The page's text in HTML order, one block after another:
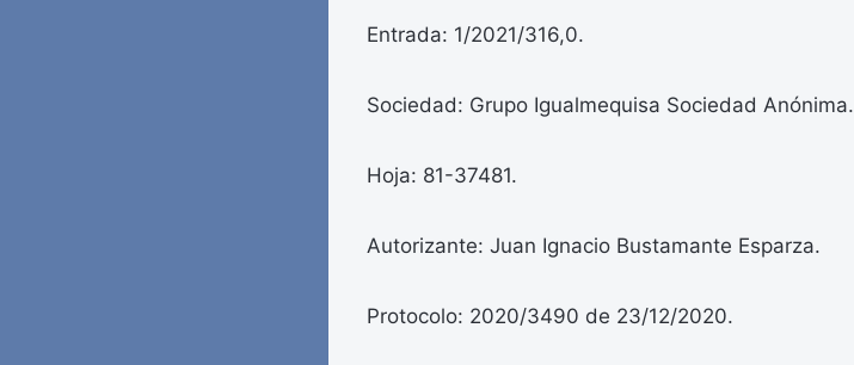
Entrada: 1/2021/316,0.
Sociedad: Grupo Igualmequisa Sociedad Anónima.
Hoja: 81-37481.
Autorizante: Juan Ignacio Bustamante Esparza.
Protocolo: 2020/3490 de 23/12/2020.